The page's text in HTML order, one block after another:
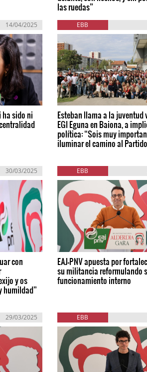
las ruedas”
14/04/2025
ha sido ni
EBB
Esteban llama a la juventud
EGI Eguna en Baiona, a
política: “Sois muy
iluminar el camino al
30/03/2025
con
y os
humildad”
EBB
EAJ-PNV apuesta por
su militancia reformulando
funcionamiento interno
29/03/2025 EBB